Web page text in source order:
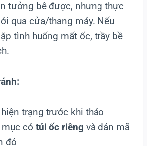
tưởng bê được, nhưng thực
qua cửa/thang máy. Nếu
tình huống mất ốc, trầy bề
hiện trạng trước khi tháo
có túi ốc riêng và dán mã
đó